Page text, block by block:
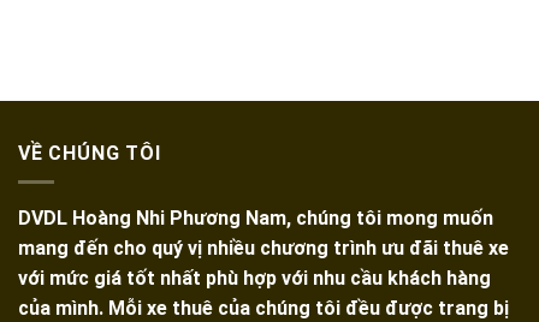
VỀ CHÚNG TÔI
DVDL Hoàng Nhi Phương Nam, chúng tôi mong muốn
mang đến cho quý vị nhiều chương trình ưu đãi thuê xe
với mức giá tốt nhất phù hợp với nhu cầu khách hàng
của mình. Mỗi xe thuê của chúng tôi đều được trang bị